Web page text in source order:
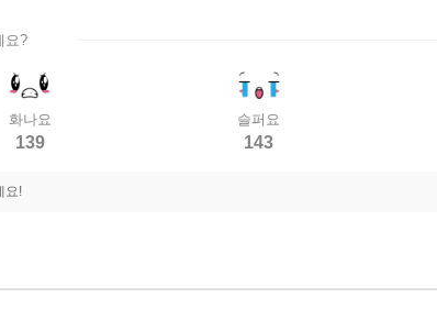
요?
화나요
139
슬퍼요
143
요!